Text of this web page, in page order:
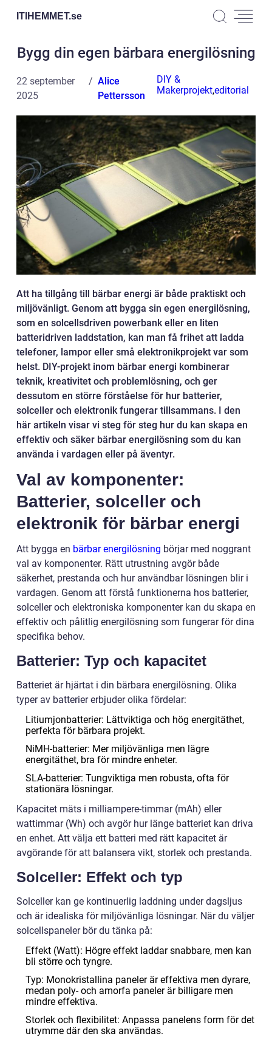
ITIHEMMET.se
Bygg din egen bärbara energilösning
22 september
2025
Alice
Pettersson
DIY &
Makerprojekt,editorial
Att ha tillgång till bärbar energi är både praktiskt och
miljövänligt. Genom att bygga sin egen energilösning,
som en solcellsdriven powerbank eller en liten
batteridriven laddstation, kan man få frihet att ladda
telefoner, lampor eller små elektronikprojekt var som
helst. DIY-projekt inom bärbar energi kombinerar
teknik, kreativitet och problemlösning, och ger
dessutom en större förståelse för hur batterier,
solceller och elektronik fungerar tillsammans. I den
här artikeln visar vi steg för steg hur du kan skapa en
effektiv och säker bärbar energilösning som du kan
använda i vardagen eller på äventyr.
Val av komponenter:
Batterier, solceller och
elektronik för bärbar energi
Att bygga en bärbar energilösning börjar med noggrant
val av komponenter. Rätt utrustning avgör både
säkerhet, prestanda och hur användbar lösningen blir i
vardagen. Genom att förstå funktionerna hos batterier,
solceller och elektroniska komponenter kan du skapa en
effektiv och pålitlig energilösning som fungerar för dina
specifika behov.
Batterier: Typ och kapacitet
Batteriet är hjärtat i din bärbara energilösning. Olika
typer av batterier erbjuder olika fördelar:
Litiumjonbatterier: Lättviktiga och hög energitäthet,
perfekta för bärbara projekt.
NiMH-batterier: Mer miljövänliga men lägre
energitäthet, bra för mindre enheter.
SLA-batterier: Tungviktiga men robusta, ofta för
stationära lösningar.
Kapacitet mäts i milliampere-timmar (mAh) eller
wattimmar (Wh) och avgör hur länge batteriet kan driva
en enhet. Att välja ett batteri med rätt kapacitet är
avgörande för att balansera vikt, storlek och prestanda.
Solceller: Effekt och typ
Solceller kan ge kontinuerlig laddning under dagsljus
och är idealiska för miljövänliga lösningar. När du väljer
solcellspaneler bör du tänka på:
Effekt (Watt): Högre effekt laddar snabbare, men kan
bli större och tyngre.
Typ: Monokristallina paneler är effektiva men dyrare,
medan poly- och amorfa paneler är billigare men
mindre effektiva.
Storlek och flexibilitet: Anpassa panelens form för det
utrymme där den ska användas.